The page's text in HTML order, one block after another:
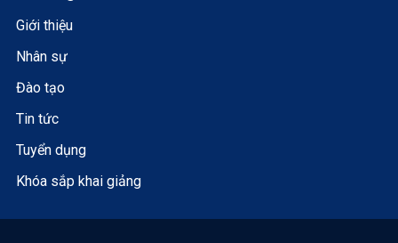
Giới thiệu
Nhân sự
Đào tạo
Tin tức
Tuyển dụng
Khóa sắp khai giảng